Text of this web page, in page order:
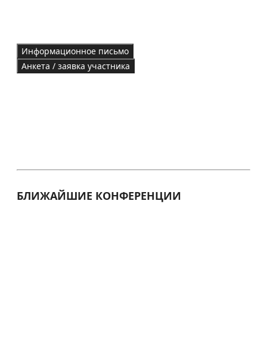
Информационное письмо
Анкета / заявка участника
БЛИЖАЙШИЕ КОНФЕРЕНЦИИ